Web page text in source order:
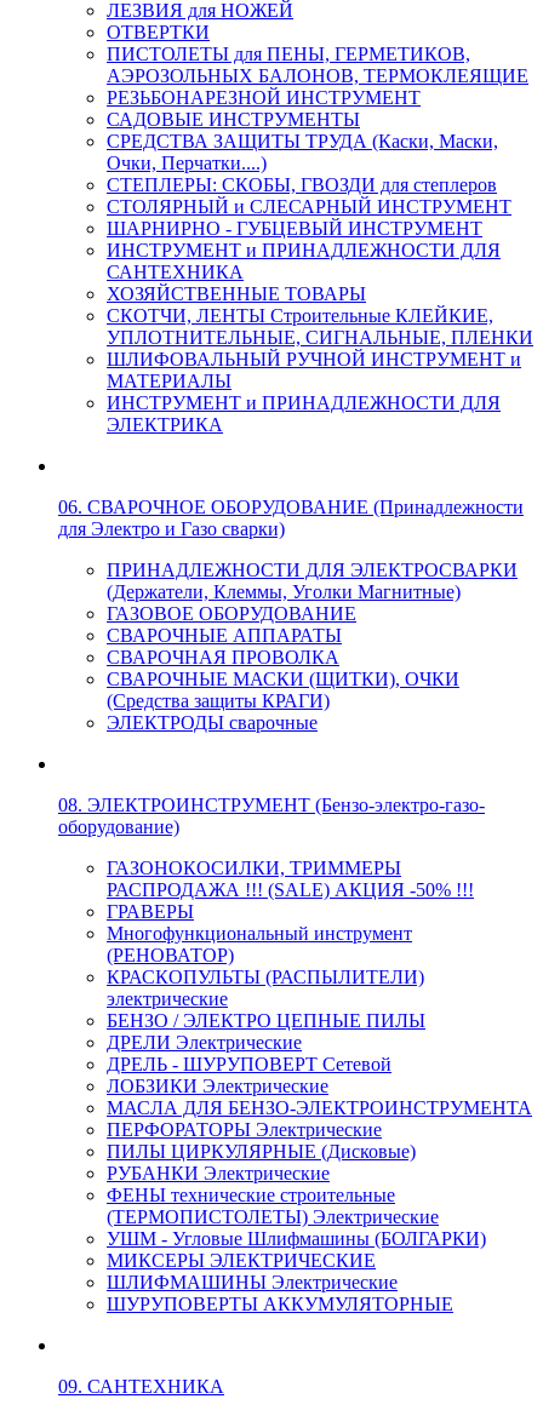
ЛЕЗВИЯ для НОЖЕЙ
ОТВЕРТКИ
ПИСТОЛЕТЫ для ПЕНЫ, ГЕРМЕТИКОВ,
АЭРОЗОЛЬНЫХ БАЛОНОВ, ТЕРМОКЛЕЯЩИЕ
РЕЗЬБОНАРЕЗНОЙ ИНСТРУМЕНТ
САДОВЫЕ ИНСТРУМЕНТЫ
СРЕДСТВА ЗАЩИТЫ ТРУДА (Каски, Маски,
Очки, Перчатки....)
СТЕПЛЕРЫ: СКОБЫ, ГВОЗДИ для степлеров
СТОЛЯРНЫЙ и СЛЕСАРНЫЙ ИНСТРУМЕНТ
ШАРНИРНО - ГУБЦЕВЫЙ ИНСТРУМЕНТ
ИНСТРУМЕНТ и ПРИНАДЛЕЖНОСТИ ДЛЯ
САНТЕХНИКА
ХОЗЯЙСТВЕННЫЕ ТОВАРЫ
СКОТЧИ, ЛЕНТЫ Строительные КЛЕЙКИЕ,
УПЛОТНИТЕЛЬНЫЕ, СИГНАЛЬНЫЕ, ПЛЕНКИ
ШЛИФОВАЛЬНЫЙ РУЧНОЙ ИНСТРУМЕНТ и
МАТЕРИАЛЫ
ИНСТРУМЕНТ и ПРИНАДЛЕЖНОСТИ ДЛЯ
ЭЛЕКТРИКА
06. СВАРОЧНОЕ ОБОРУДОВАНИЕ (Принадлежности
для Электро и Газо сварки)
ПРИНАДЛЕЖНОСТИ ДЛЯ ЭЛЕКТРОСВАРКИ
(Держатели, Клеммы, Уголки Магнитные)
ГАЗОВОЕ ОБОРУДОВАНИЕ
СВАРОЧНЫЕ АППАРАТЫ
СВАРОЧНАЯ ПРОВОЛКА
СВАРОЧНЫЕ МАСКИ (ЩИТКИ), ОЧКИ
(Средства защиты КРАГИ)
ЭЛЕКТРОДЫ сварочные
08. ЭЛЕКТРОИНСТРУМЕНТ (Бензо-электро-газо-
оборудование)
ГАЗОНОКОСИЛКИ, ТРИММЕРЫ
РАСПРОДАЖА !!! (SALE) АКЦИЯ -50% !!!
ГРАВЕРЫ
Многофункциональный инструмент
(РЕНОВАТОР)
КРАСКОПУЛЬТЫ (РАСПЫЛИТЕЛИ)
электрические
БЕНЗО / ЭЛЕКТРО ЦЕПНЫЕ ПИЛЫ
ДРЕЛИ Электрические
ДРЕЛЬ - ШУРУПОВЕРТ Сетевой
ЛОБЗИКИ Электрические
МАСЛА ДЛЯ БЕНЗО-ЭЛЕКТРОИНСТРУМЕНТА
ПЕРФОРАТОРЫ Электрические
ПИЛЫ ЦИРКУЛЯРНЫЕ (Дисковые)
РУБАНКИ Электрические
ФЕНЫ технические строительные
(ТЕРМОПИСТОЛЕТЫ) Электрические
УШМ - Угловые Шлифмашины (БОЛГАРКИ)
МИКСЕРЫ ЭЛЕКТРИЧЕСКИЕ
ШЛИФМАШИНЫ Электрические
ШУРУПОВЕРТЫ АККУМУЛЯТОРНЫЕ
09. САНТЕХНИКА